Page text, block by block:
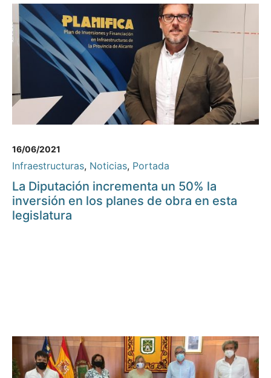
16/06/2021
Infraestructuras, Noticias, Portada
La Diputación incrementa un 50% la
inversión en los planes de obra en esta
legislatura